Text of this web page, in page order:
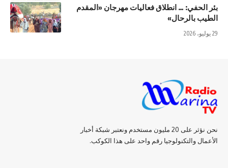
بئر الحفي: … انطلاق فعاليات مهرجان «المقدم
الطيب بالرحال»
29 يوليو، 2026
نحن نؤثر على 20 مليون مستخدم ونعتبر شبكة أخبار
الأعمال والتكنولوجيا رقم واحد على هذا الكوكب.